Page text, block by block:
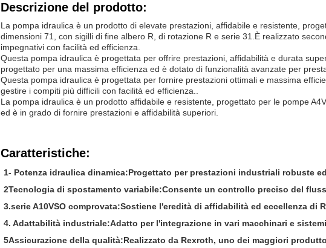
Descrizione del prodotto:
La pompa idraulica è un prodotto di elevate prestazioni, affidabile e resistente,
dimensioni 71, con sigilli di fine albero R, di rotazione R e serie 31.È realizzato
impegnativi con facilità ed efficienza.
Questa pompa idraulica è progettata per offrire prestazioni, affidabilità e durata
progettato per una massima efficienza ed è dotato di funzionalità avanzate per
Questa pompa idraulica è progettata per fornire prestazioni ottimali e massima
gestire i compiti più difficili con facilità ed efficienza..
La pompa idraulica è un prodotto affidabile e resistente, progettato per le pompe
ed è in grado di fornire prestazioni e affidabilità superiori.
Caratteristiche:
1- Potenza idraulica dinamica:Progettato per prestazioni industriali robuste
2Tecnologia di spostamento variabile:Consente un controllo preciso del
3.serie A10VSO comprovata:Sostiene l'eredità di affidabilità ed eccellenza di
4. Adattabilità industriale:Adatto per l'integrazione in vari macchinari e
5Assicurazione della qualità:Realizzato da Rexroth, uno dei maggiori